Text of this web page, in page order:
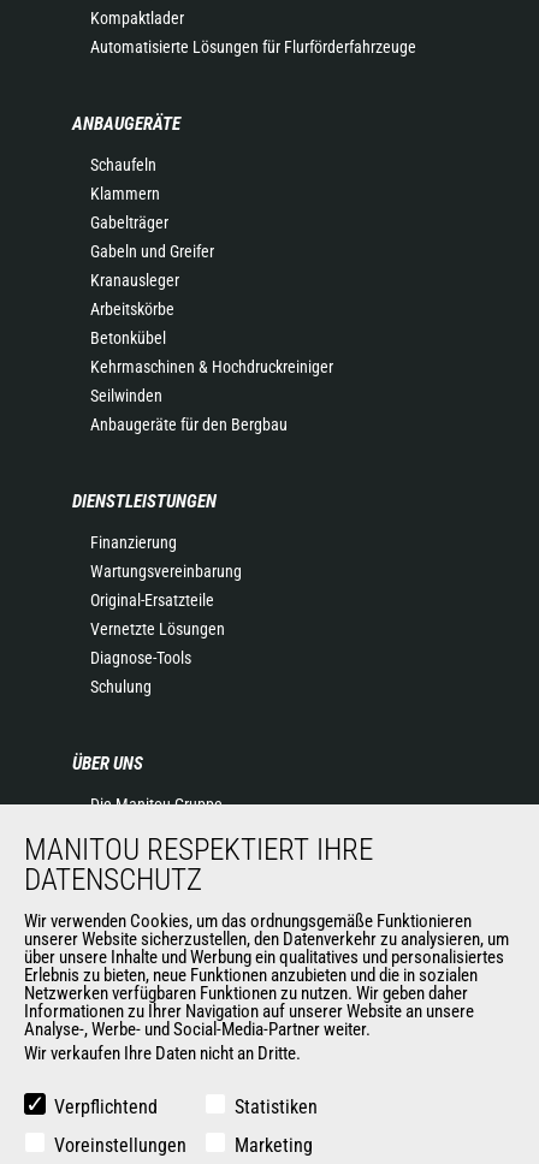
Kompaktlader
Automatisierte Lösungen für Flurförderfahrzeuge
ANBAUGERÄTE
Schaufeln
Klammern
Gabelträger
Gabeln und Greifer
Kranausleger
Arbeitskörbe
Betonkübel
Kehrmaschinen & Hochdruckreiniger
Seilwinden
Anbaugeräte für den Bergbau
DIENSTLEISTUNGEN
Finanzierung
Wartungsvereinbarung
Original-Ersatzteile
Vernetzte Lösungen
Diagnose-Tools
Schulung
ÜBER UNS
Die Manitou-Gruppe
Impressum
Datenschutz
Veranstaltungen
Neuigkeiten
Geschichte
Allgemeine Verkaufs- und Lieferbedingungen
Karriere
MANITOU RESPEKTIERT IHRE
DATENSCHUTZ
Wir verwenden Cookies, um das ordnungsgemäße Funktionieren
unserer Website sicherzustellen, den Datenverkehr zu analysieren, um
über unsere Inhalte und Werbung ein qualitatives und personalisiertes
Erlebnis zu bieten, neue Funktionen anzubieten und die in sozialen
Netzwerken verfügbaren Funktionen zu nutzen. Wir geben daher
Informationen zu Ihrer Navigation auf unserer Website an unsere
Analyse-, Werbe- und Social-Media-Partner weiter.
Wir verkaufen Ihre Daten nicht an Dritte.
Verpflichtend
Statistiken
Voreinstellungen
Marketing